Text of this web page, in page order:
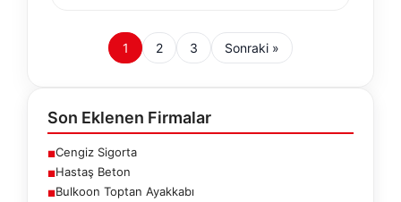
1 2 3 Sonraki »
Son Eklenen Firmalar
■Cengiz Sigorta
■Hastaş Beton
■Bulkoon Toptan Ayakkabı